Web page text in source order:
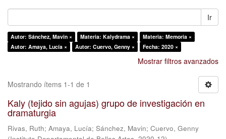
Ir
Autor: Sánchez, Mavin × Materia: Kalydrama ×
Materia: Memoria ×
Autor: Amaya, Lucía ×
Autor: Cuervo, Genny × Fecha: 2020 ×
Mostrar filtros avanzados
Mostrando ítems 1-1 de 1
Kaly (tejido sin agujas) grupo de investigación en
dramaturgia
Rivas, Ruth; Amaya, Lucía; Sánchez, Mavin; Cuervo, Genny